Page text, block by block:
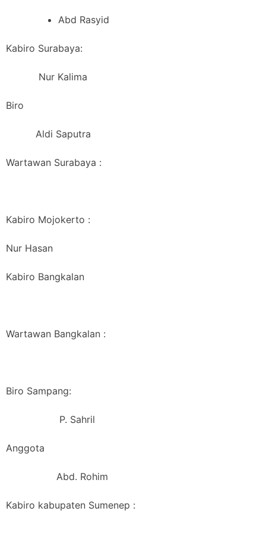
Abd Rasyid
Kabiro Surabaya:
Nur Kalima
Biro
Aldi Saputra
Wartawan Surabaya :
Kabiro Mojokerto :
Nur Hasan
Kabiro Bangkalan
Wartawan Bangkalan :
Biro Sampang:
P. Sahril
Anggota
Abd. Rohim
Kabiro kabupaten Sumenep :